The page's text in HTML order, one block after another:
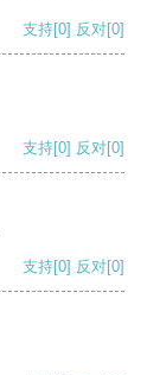
支持[0] 反对[0]
支持[0] 反对[0]
支持[0] 反对[0]